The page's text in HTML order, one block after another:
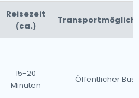
Reisezeit
(ca.)
15-20
Minuten
Öffentlicher Bus